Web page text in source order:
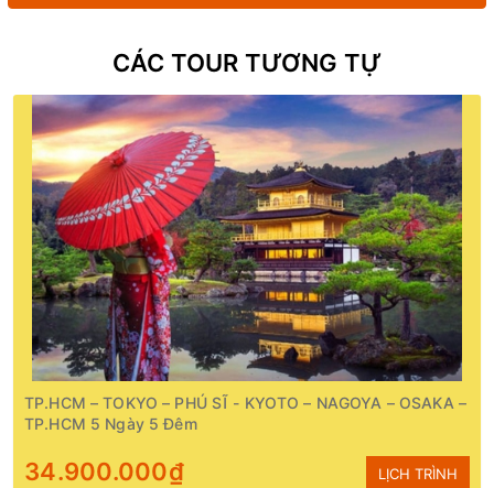
CÁC TOUR TƯƠNG TỰ
TP.HCM – TOKYO – PHÚ SĨ - KYOTO – NAGOYA – OSAKA –
TP.HCM 5 Ngày 5 Đêm
34.900.000₫ LỊCH TRÌNH